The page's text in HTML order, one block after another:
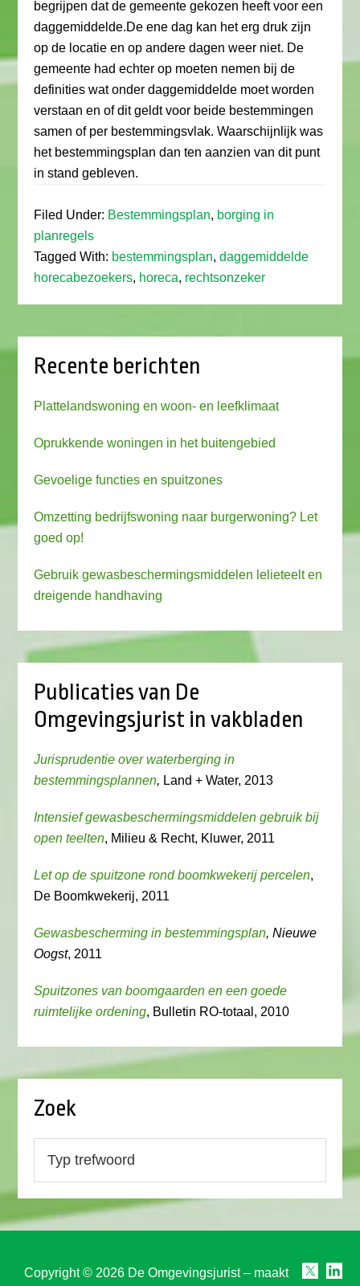
begrijpen dat de gemeente gekozen heeft voor een
daggemiddelde.De ene dag kan het erg druk zijn
op de locatie en op andere dagen weer niet. De
gemeente had echter op moeten nemen bij de
definities wat onder daggemiddelde moet worden
verstaan en of dit geldt voor beide bestemmingen
samen of per bestemmingsvlak. Waarschijnlijk was
het bestemmingsplan dan ten aanzien van dit punt
in stand gebleven.
Filed Under: Bestemmingsplan, borging in
planregels
Tagged With: bestemmingsplan,daggemiddelde
horecabezoekers, horeca, rechtsonzeker
Recente berichten
Plattelandswoning en woon- en leefklimaat
Oprukkende woningen in het buitengebied
Gevoelige functies en spuitzones
Omzetting bedrijfswoning naar burgerwoning? Let
goed op!
Gebruik gewasbeschermingsmiddelen lelieteelt en
dreigende handhaving
Publicaties van De
Omgevingsjurist in vakbladen
Jurisprudentie over waterberging in
bestemmingsplannen, Land + Water, 2013
Intensief gewasbeschermingsmiddelen gebruik bij
open teelten, Milieu & Recht, Kluwer, 2011
Let op de spuitzone rond boomkwekerij percelen,
De Boomkwekerij, 2011
Gewasbescherming in bestemmingsplan, Nieuwe
Oogst, 2011
Spuitzones van boomgaarden en een goede
ruimtelijke ordening, Bulletin RO-totaal, 2010
Zoek
Copyright © 2026 De Omgevingsjurist – maakt